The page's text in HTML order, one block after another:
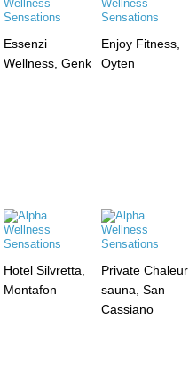
Essenzi
Wellness, Genk
Enjoy Fitness,
Oyten
Hotel Silvretta,
Montafon
Private Chaleur
sauna, San
Cassiano